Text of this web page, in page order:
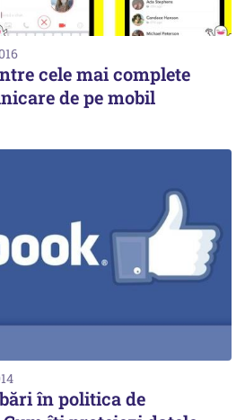
cele mai complete
de pe mobil
în politica de